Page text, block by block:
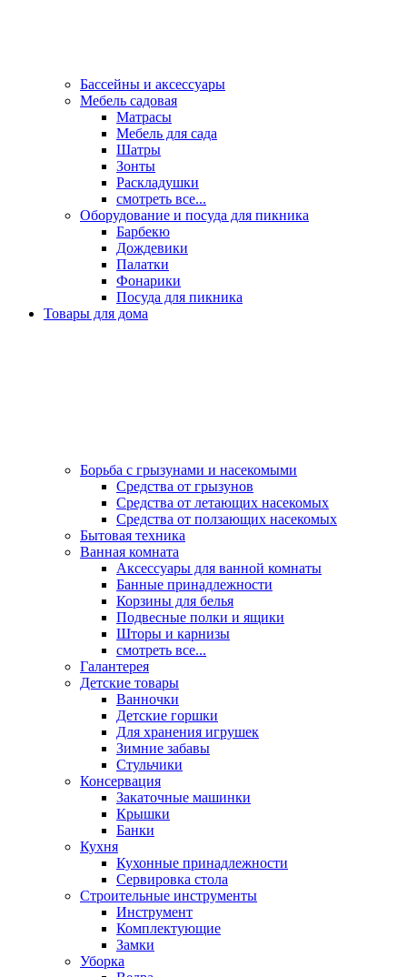
Бассейны и аксессуары
Мебель садовая
Матрасы
Мебель для сада
Шатры
Зонты
Раскладушки
смотреть все...
Оборудование и посуда для пикника
Барбекю
Дождевики
Палатки
Фонарики
Посуда для пикника
Товары для дома
Борьба с грызунами и насекомыми
Средства от грызунов
Средства от летающих насекомых
Средства от ползающих насекомых
Бытовая техника
Ванная комната
Аксессуары для ванной комнаты
Банные принадлежности
Корзины для белья
Подвесные полки и ящики
Шторы и карнизы
смотреть все...
Галантерея
Детские товары
Ванночки
Детские горшки
Для хранения игрушек
Зимние забавы
Стульчики
Консервация
Закаточные машинки
Крышки
Банки
Кухня
Кухонные принадлежности
Сервировка стола
Строительные инструменты
Инструмент
Комплектующие
Замки
Уборка